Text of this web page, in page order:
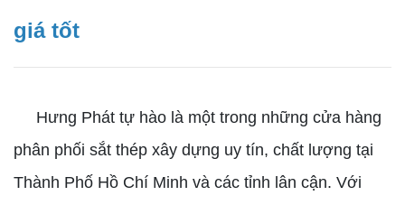
giá tốt
Hưng Phát tự hào là một trong những cửa hàng
phân phối sắt thép xây dựng uy tín, chất lượng tại
Thành Phố Hồ Chí Minh và các tỉnh lân cận. Với